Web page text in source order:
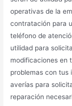
operativas de la
contratación para
teléfono de
utilidad para
modificaciones en
problemas con tus
averías para
reparación